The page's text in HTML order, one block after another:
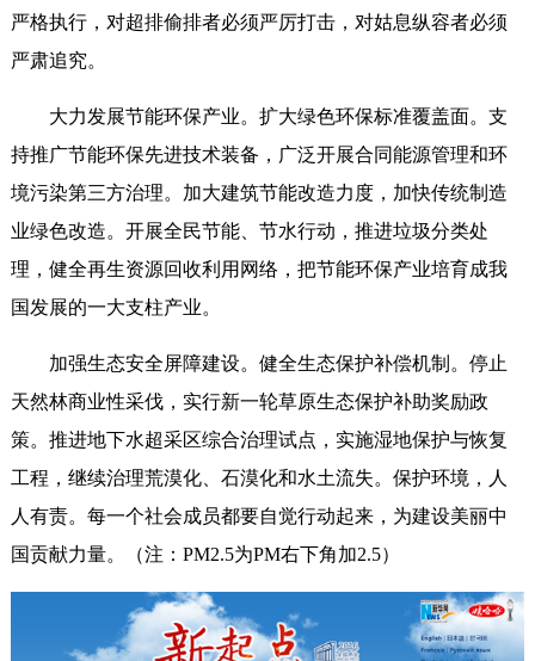
严格执行，对超排偷排者必须严厉打击，对姑息纵容者必须
严肃追究。
大力发展节能环保产业。扩大绿色环保标准覆盖面。支
持推广节能环保先进技术装备，广泛开展合同能源管理和环
境污染第三方治理。加大建筑节能改造力度，加快传统制造
业绿色改造。开展全民节能、节水行动，推进垃圾分类处
理，健全再生资源回收利用网络，把节能环保产业培育成我
国发展的一大支柱产业。
加强生态安全屏障建设。健全生态保护补偿机制。停止
天然林商业性采伐，实行新一轮草原生态保护补助奖励政
策。推进地下水超采区综合治理试点，实施湿地保护与恢复
工程，继续治理荒漠化、石漠化和水土流失。保护环境，人
人有责。每一个社会成员都要自觉行动起来，为建设美丽中
国贡献力量。（注：PM2.5为PM右下角加2.5）